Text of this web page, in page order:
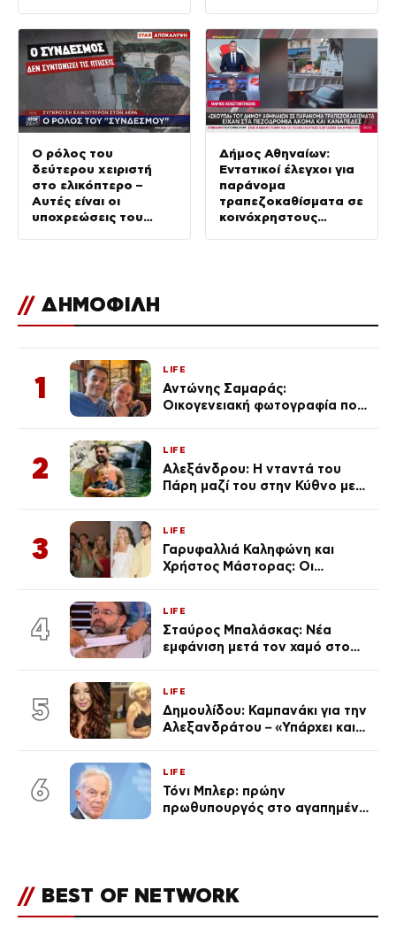
Ο ρόλος του
δεύτερου χειριστή
στο ελικόπτερο –
Αυτές είναι οι
υποχρεώσεις του
Δήμος Αθηναίων:
Εντατικοί έλεγχοι για
παράνομα
τραπεζοκαθίσματα σε
κοινόχρηστους
// ΔΗΜΟΦΙΛΗ
1
LIFE
Αντώνης Σαμαράς:
Οικογενειακή φωτογραφία που
Λένας
2
LIFE
Αλεξάνδρου: Η νταντά του
Πάρη μαζί του στην Κύθνο με
3
LIFE
Γαρυφαλλιά Καληφώνη και
Χρήστος Μάστορας: Οι
απαρατήρητη
4
LIFE
Σταύρος Μπαλάσκας: Νέα
εμφάνιση μετά τον χαμό στο
5
LIFE
Δημουλίδου: Καμπανάκι για την
Αλεξανδράτου – «Υπάρχει και
6
LIFE
Τόνι Μπλερ: πρώην
πρωθυπουργός στο αγαπημένο
// BEST OF NETWORK